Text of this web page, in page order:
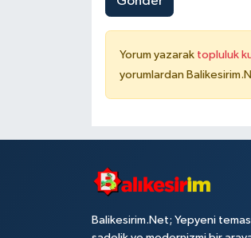
Yorum yazarak topluluk
yorumlardan
Balikesirim.Net; Yepyeni